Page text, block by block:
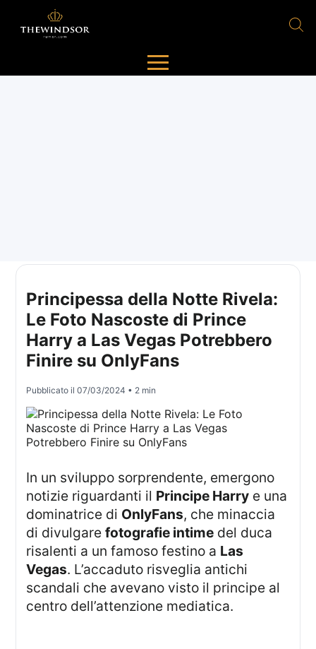
Principessa della Notte Rivela:
Le Foto Nascoste di Prince
Harry a Las Vegas Potrebbero
Finire su OnlyFans
Pubblicato il07/03/2024 • 2 min
In un sviluppo sorprendente, emergono
notizie riguardanti il Principe Harry e una
dominatrice di OnlyFans, che minaccia
di divulgarefotografie intime del duca
risalenti a un famoso festino a Las
Vegas. L’accaduto risveglia antichi
scandali che avevano visto il principe al
centro dell’attenzione mediatica.